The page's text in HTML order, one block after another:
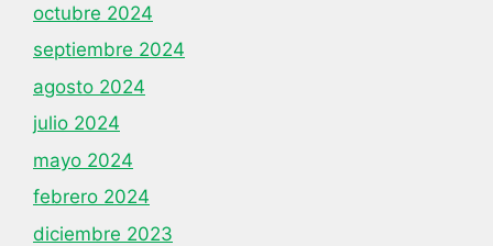
octubre 2024
septiembre 2024
agosto 2024
julio 2024
mayo 2024
febrero 2024
diciembre 2023